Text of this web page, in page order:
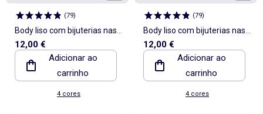
(79)
Body liso com bijuterias nas
alças
12,00 €
Adicionar ao
carrinho
4 cores
(79)
Body liso com bijuterias nas
alças
12,00 €
Adicionar ao
carrinho
4 cores